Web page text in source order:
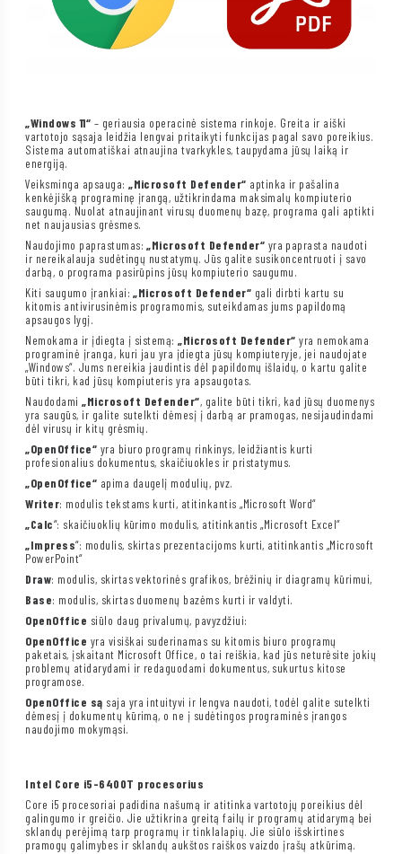
„Windows 11“ – geriausia operacinė sistema rinkoje. Greita ir aiški
vartotojo sąsaja leidžia lengvai pritaikyti funkcijas pagal savo poreikius.
Sistema automatiškai atnaujina tvarkykles, taupydama jūsų laiką ir
energiją.
Veiksminga apsauga:„Microsoft Defender“ aptinka ir pašalina
kenkėjišką programinę įrangą, užtikrindama maksimalų kompiuterio
saugumą. Nuolat atnaujinant virusų duomenų bazę, programa gali aptikti
net naujausias grėsmes.
Naudojimo paprastumas:„Microsoft Defender“ yra paprasta naudoti
ir nereikalauja sudėtingų nustatymų. Jūs galite susikoncentruoti į savo
darbą, o programa pasirūpins jūsų kompiuterio saugumu.
Kiti saugumo įrankiai:„Microsoft Defender“ gali dirbti kartu su
kitomis antivirusinėmis programomis, suteikdamas jums papildomą
apsaugos lygį.
Nemokama ir įdiegta į sistemą:„Microsoft Defender“ yra nemokama
programinė įranga, kuri jau yra įdiegta jūsų kompiuteryje, jei naudojate
„Windows“. Jums nereikia jaudintis dėl papildomų išlaidų, o kartu galite
būti tikri, kad jūsų kompiuteris yra apsaugotas.
Naudodami„Microsoft Defender“, galite būti tikri, kad jūsų duomenys
yra saugūs, ir galite sutelkti dėmesį į darbą ar pramogas, nesijaudindami
dėl virusų ir kitų grėsmių.
„OpenOffice“ yra biuro programų rinkinys, leidžiantis kurti
profesionalius dokumentus, skaičiuokles ir pristatymus.
„OpenOffice“ apima daugelį modulių, pvz.
Writer: modulis tekstams kurti, atitinkantis „Microsoft Word“
„Calc“: skaičiuoklių kūrimo modulis, atitinkantis „Microsoft Excel“
„Impress“: modulis, skirtas prezentacijoms kurti, atitinkantis „Microsoft
PowerPoint“
Draw: modulis, skirtas vektorinės grafikos, brėžinių ir diagramų kūrimui,
Base: modulis, skirtas duomenų bazėms kurti ir valdyti.
OpenOffice siūlo daug privalumų, pavyzdžiui:
OpenOffice yra visiškai suderinamas su kitomis biuro programų
paketais, įskaitant Microsoft Office, o tai reiškia, kad jūs neturėsite jokių
problemų atidarydami ir redaguodami dokumentus, sukurtus kitose
programose.
OpenOffice są saja yra intuityvi ir lengva naudoti, todėl galite sutelkti
dėmesį į dokumentų kūrimą, o ne į sudėtingos programinės įrangos
naudojimo mokymąsi.
Intel Core i5-6400T procesorius
Core i5 procesoriai padidina našumą ir atitinka vartotojų poreikius dėl
galingumo ir greičio. Jie užtikrina greitą failų ir programų atidarymą bei
sklandų perėjimą tarp programų ir tinklalapių. Jie siūlo išskirtines
pramogų galimybes ir sklandų aukštos raiškos vaizdo įrašų atkūrimą.